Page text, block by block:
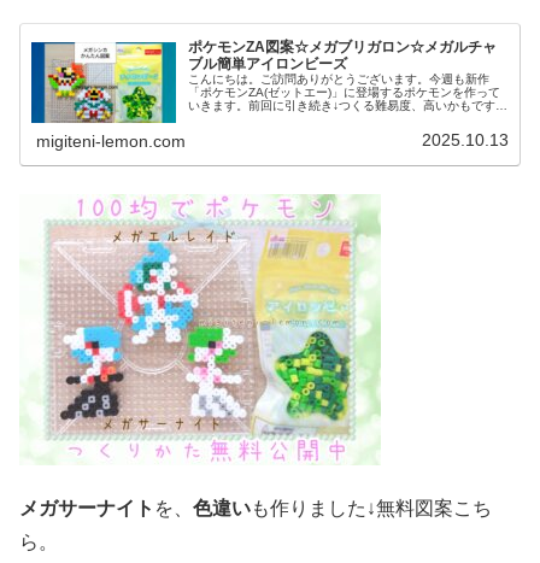
ポケモンZA図案☆メガブリガロン☆メガルチャ
ブル簡単アイロンビーズ
こんにちは。ご訪問ありがとうございます。今週も新作
「ポケモンZA(ゼットエー)」に登場するポケモンを作って
いきます。前回に引き続き↓つくる難易度、高いかもですが
migiteni-lemon.com 2025.10.13
メガサーナイト を、 色違いも作りました↓無料図案こち
ら。